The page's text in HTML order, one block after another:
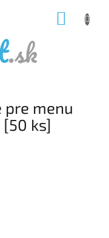
pre menu
[50 ks]